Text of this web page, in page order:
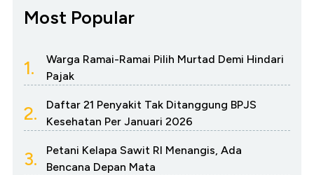
Most Popular
1.
Warga Ramai-Ramai Pilih Murtad Demi Hindari
Pajak
2.
Daftar 21 Penyakit Tak Ditanggung BPJS
Kesehatan Per Januari 2026
3.
Petani Kelapa Sawit RI Menangis, Ada
Bencana Depan Mata